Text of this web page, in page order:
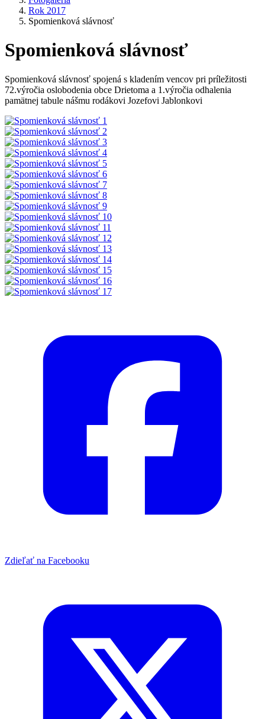
Rok 2017
Spomienková slávnosť
Spomienková slávnosť
Spomienková slávnosť spojená s kladením vencov pri príležitosti
72.výročia oslobodenia obce Drietoma a 1.výročia odhalenia
pamätnej tabule nášmu rodákovi Jozefovi Jablonkovi
Zdieľať na Facebooku